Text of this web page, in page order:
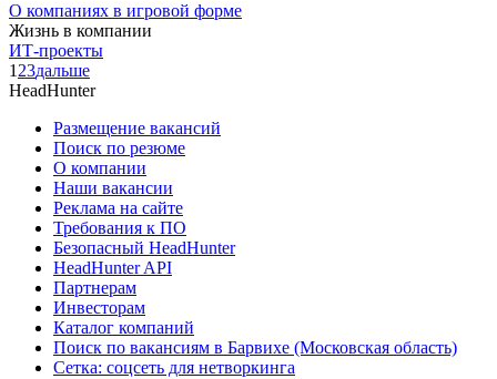
О компаниях в игровой форме
Жизнь в компании
ИТ-проекты
1 23дальше
HeadHunter
Размещение вакансий
Поиск по резюме
О компании
Наши вакансии
Реклама на сайте
Требования к ПО
Безопасный HeadHunter
HeadHunter API
Партнерам
Инвесторам
Каталог компаний
Поиск по вакансиям в Барвихе (Московская область)
Сетка: соцсеть для нетворкинга